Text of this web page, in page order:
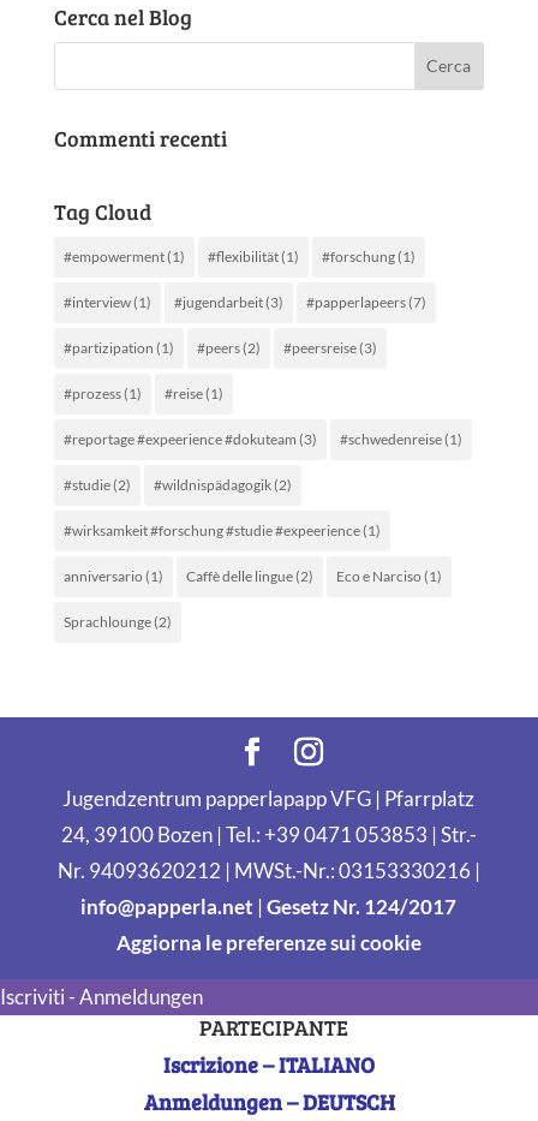
Cerca nel Blog
Commenti recenti
Tag Cloud
#empowerment(1) #flexibilität(1) #forschung(1)
#interview(1) #jugendarbeit(3) #papperlapeers(7)
#partizipation (1) #peers(2) #peersreise(3)
#prozess(1) #reise(1)
#reportage #expeerience #dokuteam (3) #schwedenreise(1)
#studie(2) #wildnispädagogik(2)
#wirksamkeit #forschung #studie #expeerience(1)
anniversario (1) Caffè delle lingue(2) Eco e Narciso (1)
Sprachlounge(2)
Jugendzentrum papperlapapp VFG | Pfarrplatz
24, 39100 Bozen | Tel.: +39 0471 053853 | Str.-
Nr. 94093620212 | MWSt.-Nr.: 03153330216 |
info@papperla.net |Gesetz Nr. 124/2017
Aggiorna le preferenze sui cookie
Iscriviti - Anmeldungen
PARTECIPANTE
Iscrizione – ITALIANO
Anmeldungen – DEUTSCH